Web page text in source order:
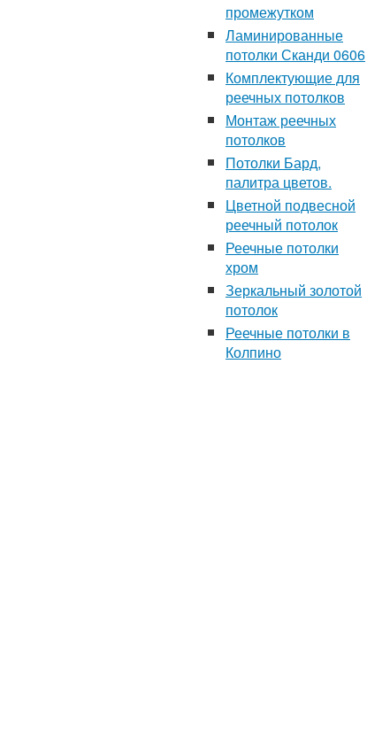
промежутком
Ламинированные
потолки Сканди 0606
Комплектующие для
реечных потолков
Монтаж реечных
потолков
Потолки Бард,
палитра цветов.
Цветной подвесной
реечный потолок
Реечные потолки
хром
Зеркальный золотой
потолок
Реечные потолки в
Колпино